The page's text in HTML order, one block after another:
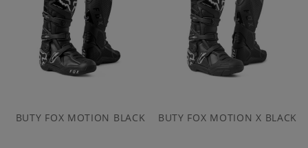
BUTY FOX MOTION BLACK BUTY FOX MOTION X BLACK